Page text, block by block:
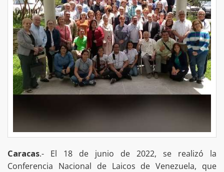
Caracas.- El 18 de junio de 2022, se realizó la
Conferencia Nacional de Laicos de Venezuela, que